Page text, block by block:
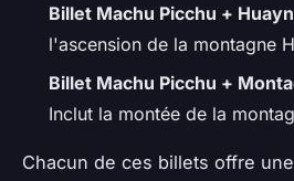
Billet Machu Picchu +
l'ascension de la montagne
Billet Machu Picchu +
Inclut la montée de la
Chacun de ces billets offre